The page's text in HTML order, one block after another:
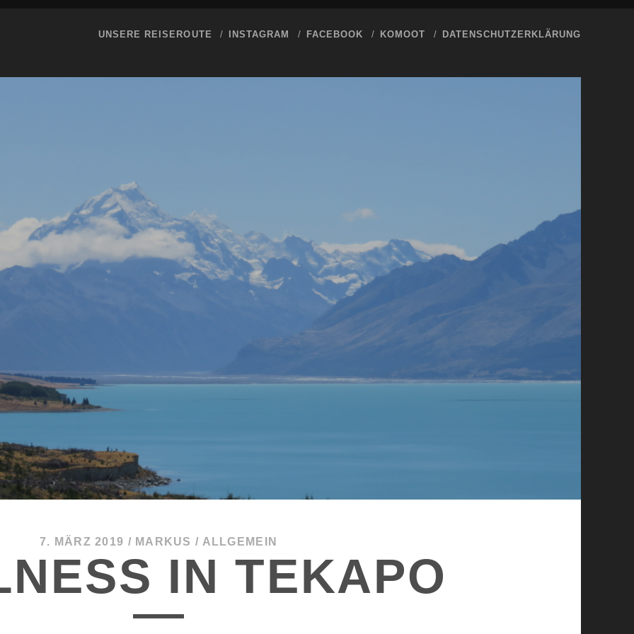
UNSERE REISEROUTE INSTAGRAM FACEBOOK KOMOOT DATENSCHUTZERKLÄRUNG
7. MÄRZ 2019 / MARKUS / ALLGEMEIN
IN TEKAPO